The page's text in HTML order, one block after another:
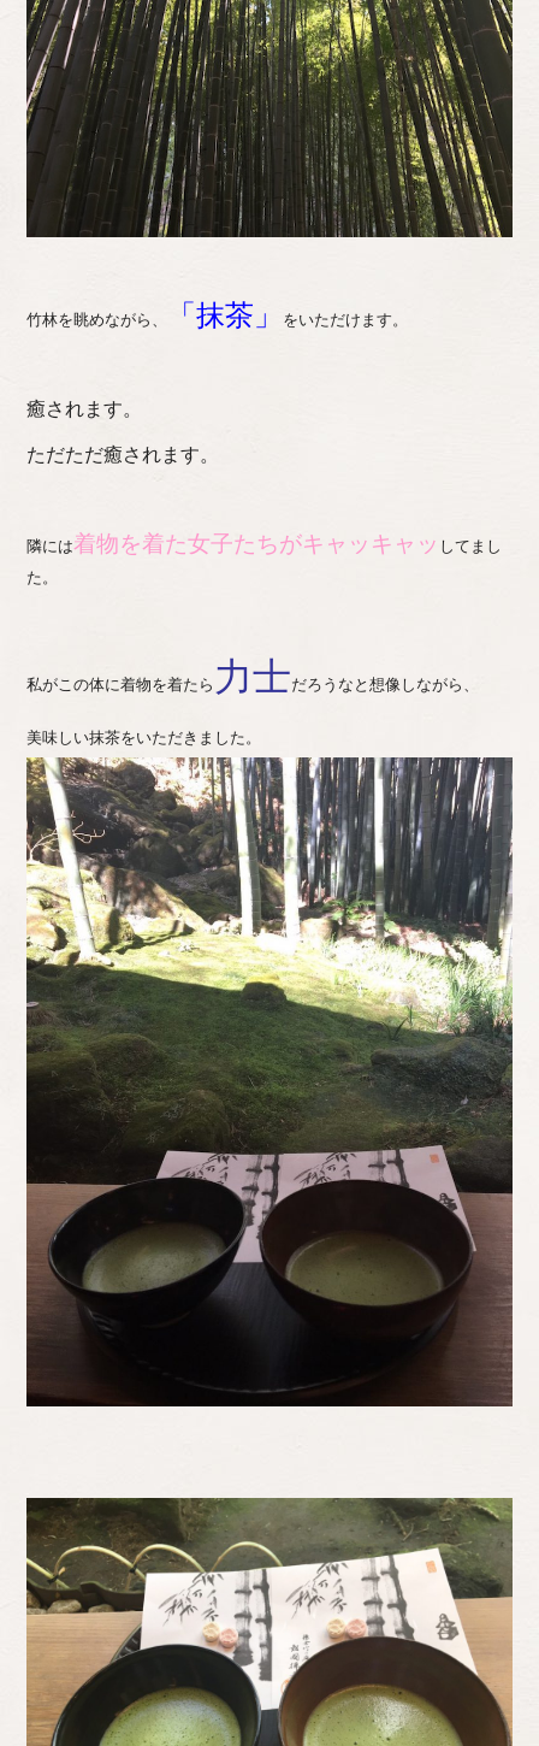
竹林を眺めながら、 「抹茶」 をいただけます。
癒されます。
ただただ癒されます。
隣には着物を着た女子たちがキャッキャッ してまし
た。
私がこの体に着物を着たら 力士だろうなと想像しながら、
美味しい抹茶をいただきました。